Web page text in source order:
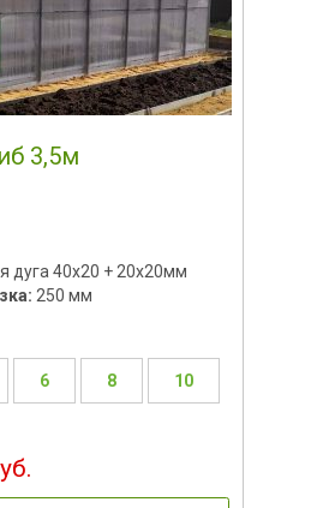
3,5м
дуга 40х20 + 20х20мм
250 мм
6 8 10